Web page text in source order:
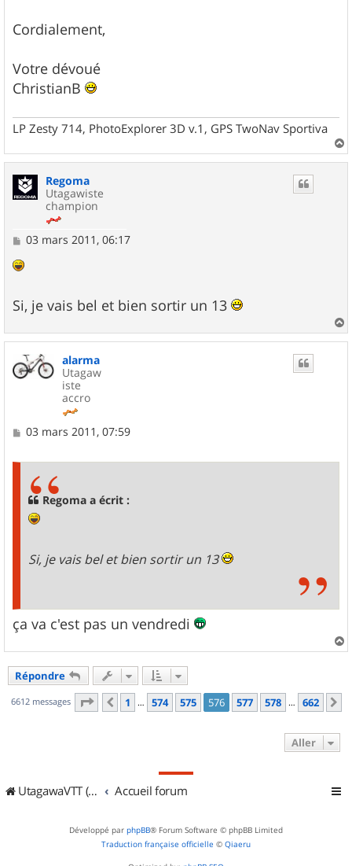
Cordialement,
Votre dévoué
ChristianB
LP Zesty 714, PhotoExplorer 3D v.1, GPS TwoNav Sportiva
a
Regoma
Utagawiste
champion
M
s
g
e
03 mars 2011, 06:17
Si, je vais bel et bien sortir un 13
a
alarma
Utagaw
iste
accro
M
03 mars 2011, 07:59
Regoma a écrit :
Si, je vais bel et bien sortir un 13
ça va c'est pas un vendredi
a
Répondre
6612 messages Page 576 sur662
Précédent
1 … 574 575 576 577 578 … 662
Aller
UtagawaVTT (Randos VTT et VTTAE avec traces GPS) Accueil forum
Développé par phpBB® Forum Software © phpBB Limited
Traduction française officielle © Qiaeru